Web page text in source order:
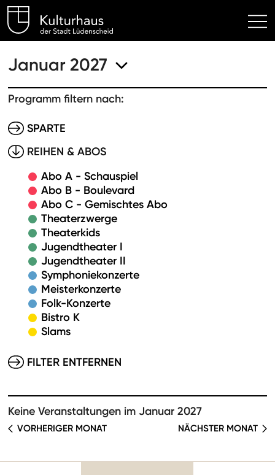
Kulturhaus Lüdenscheid
Januar 2027
Programm filtern nach:
SPARTE
REIHEN & ABOS
Abo A - Schauspiel
Abo B - Boulevard
Abo C - Gemischtes Abo
Theaterzwerge
Theaterkids
Jugendtheater I
Jugendtheater II
Symphoniekonzerte
Meisterkonzerte
Folk-Konzerte
Bistro K
Slams
FILTER ENTFERNEN
Keine Veranstaltungen im Januar 2027
VORHERIGER MONAT NÄCHSTER MONAT